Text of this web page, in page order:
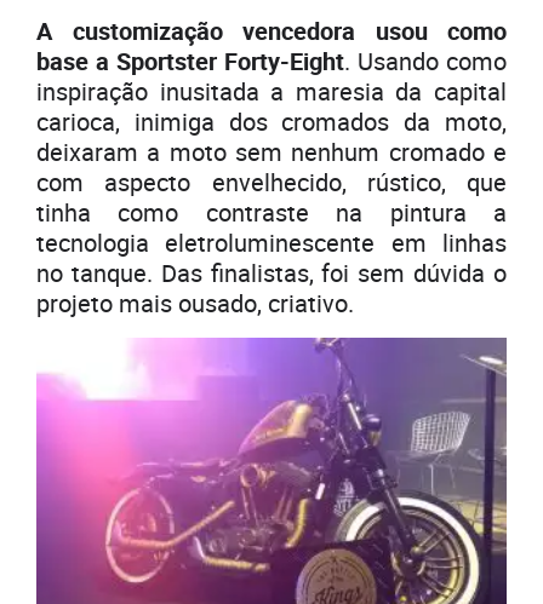
A customização vencedora usou como
base a Sportster Forty-Eight. Usando como
inspiração inusitada a maresia da capital
carioca, inimiga dos cromados da moto,
deixaram a moto sem nenhum cromado e
com aspecto envelhecido, rústico, que
tinha como contraste na pintura a
tecnologia eletroluminescente em linhas
no tanque. Das finalistas, foi sem dúvida o
projeto mais ousado, criativo.